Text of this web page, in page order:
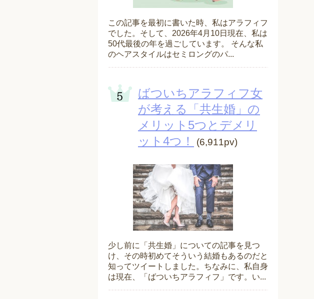
この記事を最初に書いた時、私はアラフィフ
でした。そして、2026年4月10日現在、私は
50代最後の年を過ごしています。 そんな私
のヘアスタイルはセミロングのパ...
ばついちアラフィフ女
が考える「共生婚」の
メリット5つとデメリ
ット4つ！
(6,911pv)
少し前に「共生婚」についての記事を見つ
け、その時初めてそういう結婚もあるのだと
知ってツイートしました。ちなみに、私自身
は現在、「ばついちアラフィフ」です。い...